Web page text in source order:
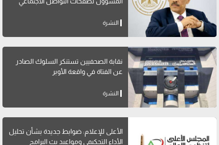
النشرة
نقابة الصحفيين تستنكر السلوك الصادر
عن الفتاة في واقعة الأوبر
النشرة
الأعلى للإعلام: ضوابط جديدة بشأن تحليل
الأداء التحكيمي ومواعيد بث البرامج